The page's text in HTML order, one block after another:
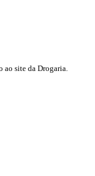
site da Drogaria.